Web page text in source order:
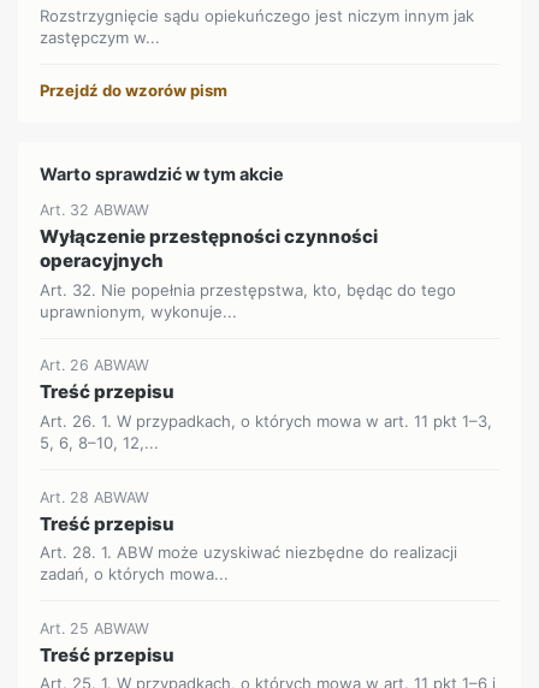
Rozstrzygnięcie sądu opiekuńczego jest niczym innym jak
zastępczym w...
Przejdź do wzorów pism
Warto sprawdzić w tym akcie
Art. 32 ABWAW
Wyłączenie przestępności czynności
operacyjnych
Art. 32. Nie popełnia przestępstwa, kto, będąc do tego
uprawnionym, wykonuje...
Art. 26 ABWAW
Treść przepisu
Art. 26. 1. W przypadkach, o których mowa w art. 11 pkt 1–3,
5, 6, 8–10, 12,...
Art. 28 ABWAW
Treść przepisu
Art. 28. 1. ABW może uzyskiwać niezbędne do realizacji
zadań, o których mowa...
Art. 25 ABWAW
Treść przepisu
Art. 25. 1. W przypadkach, o których mowa w art. 11 pkt 1–6 i